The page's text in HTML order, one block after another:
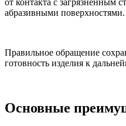
абразивными поверхностями.
Правильное обращение
готовность изделия к
Основные